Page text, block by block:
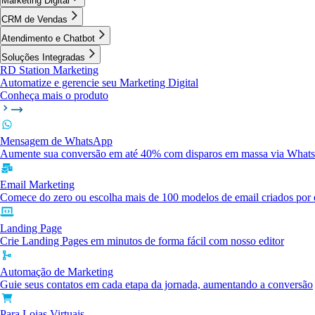
CRM de Vendas
Atendimento e Chatbot
Soluções Integradas
RD Station Marketing
Automatize e gerencie seu Marketing Digital
Conheça mais o produto
Mensagem de WhatsApp
Aumente sua conversão em até 40% com disparos em massa via
Email Marketing
Comece do zero ou escolha mais de 100 modelos de email criados por
Landing Page
Crie Landing Pages em minutos de forma fácil com nosso editor
Automação de Marketing
Guie seus contatos em cada etapa da jornada, aumentando a conversão